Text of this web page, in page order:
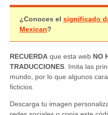
¿Conoces el significado
Mexican?
RECUERDA que esta web NO
TRADUCCIONES . Imita las
mundo, por lo que algunos
ficticios.
Descarga tu imagen